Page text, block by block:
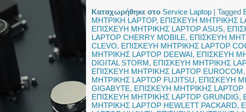
Καταχωρήθηκε στο Service Laptop | Tagged
ΜΗΤΡΙΚΗ LAPTOP, ΕΠΙΣΚΕΥΗ ΜΗΤΡΙΚΗΣ
ΕΠΙΣΚΕΥΗ ΜΗΤΡΙΚΗΣ LAPTOP ASUS,
LAPTOP CHERRY MOBILE, ΕΠΙΣΚΕΥΗ
CLEVO, ΕΠΙΣΚΕΥΗ ΜΗΤΡΙΚΗΣ LAPTOP
ΜΗΤΡΙΚΗΣ LAPTOP DEEWAI, ΕΠΙΣΚΕΥΗ
DIGITAL STORM, ΕΠΙΣΚΕΥΗ ΜΗΤΡΙΚΗΣ
ΕΠΙΣΚΕΥΗ ΜΗΤΡΙΚΗΣ LAPTOP EUROCOM,
ΜΗΤΡΙΚΗΣ LAPTOP FUJITSU, ΕΠΙΣΚΕΥΗ
GIGABYTE, ΕΠΙΣΚΕΥΗ ΜΗΤΡΙΚΗΣ LAPTOP
ΕΠΙΣΚΕΥΗ ΜΗΤΡΙΚΗΣ LAPTOP GRUNDIG,
ΜΗΤΡΙΚΗΣ LAPTOP HEWLETT PACKARD,